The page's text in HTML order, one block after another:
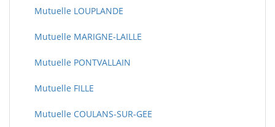
Mutuelle LOUPLANDE
Mutuelle MARIGNE-LAILLE
Mutuelle PONTVALLAIN
Mutuelle FILLE
Mutuelle COULANS-SUR-GEE